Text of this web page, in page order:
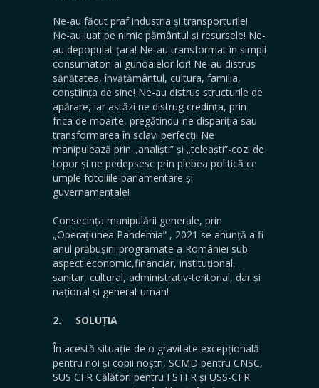
Ne-au făcut praf industria și transporturile!
Ne-au luat pe nimic pământul și resursele! Ne-
au depopulat țara! Ne-au transformat în simpli
consumatori ai gunoaielor lor! Ne-au distrus
sănătatea, învățământul, cultura, familia,
conștiința de sine! Ne-au distrus structurile de
apărare, iar astăzi ne distrug credința, prin
frica de moarte, pregătindu-ne dispariția sau
transformarea în sclavi perfecți! Ne
manipulează prin „analiști” și „teleaști”-cozi de
topor și ne pedepsesc prin plebea politică ce
umple fotoliile parlamentare și
guvernamentale!
Consecința manipulării generale, prin
„Operațiunea Pandemia” , 2021 se anunță a fi
anul prăbușirii programate a României sub
aspect economic,financiar, instituțional,
sanitar, cultural, administrativ-teritorial, dar și
național și general-uman!
2. SOLUȚIA
În acestă situație de o gravitate excepțională
pentru noi și copii noștri, SCMD pentru CNSC,
SUS CFR Călători pentru FSTFR și USS-CFR